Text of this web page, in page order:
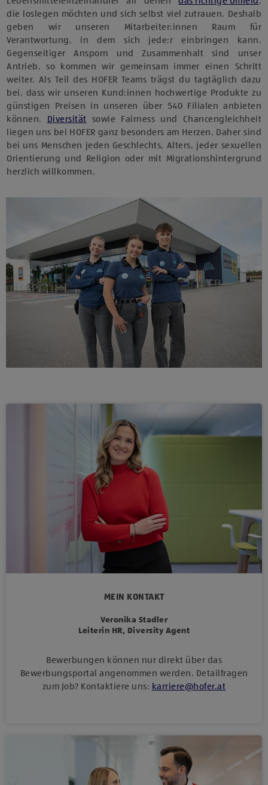
die loslegen möchten und sich selbst viel zutrauen. Deshalb
geben wir unseren Mitarbeiter:innen Raum für
Verantwortung, in dem sich jede:r einbringen kann.
Gegenseitiger Ansporn und Zusammenhalt sind unser
Antrieb, so kommen wir gemeinsam immer einen Schritt
weiter. Als Teil des HOFER Teams trägst du tagtäglich dazu
bei, dass wir unseren Kund:innen hochwertige Produkte zu
günstigen Preisen in unseren über 540 Filialen anbieten
können. Diversität sowie Fairness und Chancengleichheit
liegen uns bei HOFER ganz besonders am Herzen. Daher sind
bei uns Menschen jeden Geschlechts, Alters, jeder sexuellen
Orientierung und Religion oder mit Migrationshintergrund
herzlich willkommen.
MEIN KONTAKT
Veronika Stadler
Leiterin HR, Diversity Agent
Bewerbungen können nur direkt über das
Bewerbungsportal angenommen werden. Detailfragen
zum Job? Kontaktiere uns: karriere@hofer.at